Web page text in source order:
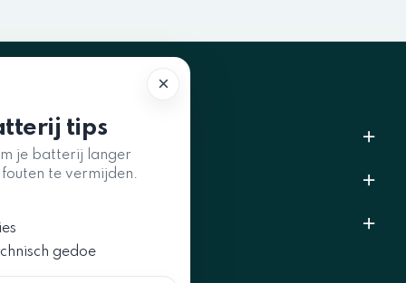
CONTACTEER ONS
ADRES
×
tips
je batterij langer
te vermijden.
gedoe